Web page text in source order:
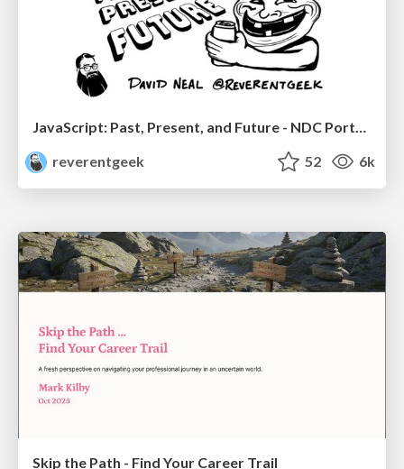
reverentgeek
52 6k
Skip the Path - Find Your Career Trail